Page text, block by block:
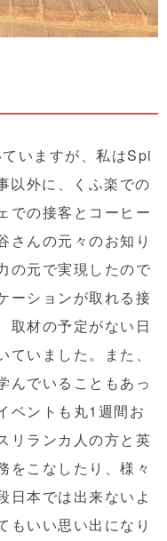
いますが、私はSpi
以外に、くふ楽での
での接客とコーヒー
さんの元々のお知り
の元で実現したので
ーションが取れる接
取材の予定がない日
いました。また、
んでいることもあっ
ベントも丸1週間お
リランカ人の方と英
をこなしたり、様々
日本では出来ないよ
もいい思い出になり